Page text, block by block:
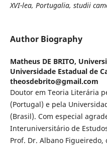
XVI-lea, Portugalia, studii
Author Biography
Matheus DE BRITO,
Universidade Estadual de
theosdebrito@gmail.com
Doutor em Teoria Literária
(Portugal) e pela
(Brasil). Com especial
Interuniversitário de
Prof. Dr. Albano